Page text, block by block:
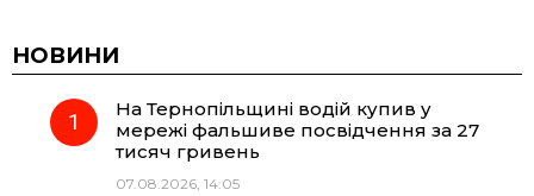
c
e e t
НОВИНИ
На Тернопільщині водій купив у
мережі фальшиве посвідчення за 27
тисяч гривень
07.08.2026, 14:05